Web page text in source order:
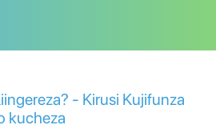
- Kirusi Kujifunza
kucheza